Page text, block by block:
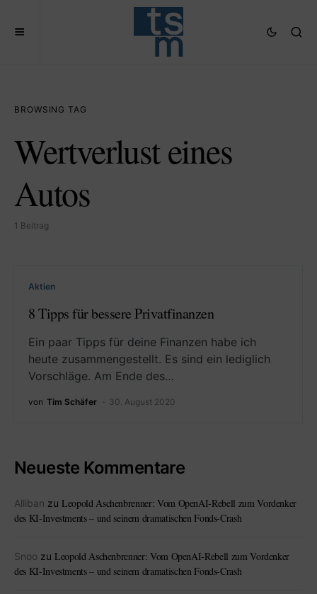
BROWSING TAG
Wertverlust eines
Autos
1 Beitrag
Aktien
8 Tipps für bessere Privatfinanzen
Ein paar Tipps für deine Finanzen habe ich
heute zusammengestellt. Es sind ein lediglich
Vorschläge. Am Ende des…
von Tim Schäfer 30. August 2020
Neueste Kommentare
Alliban zu Leopold Aschenbrenner: Vom OpenAI-Rebell zum Vordenker
des KI-Investments – und seinem dramatischen Fonds-Crash
Snoo zu Leopold Aschenbrenner: Vom OpenAI-Rebell zum Vordenker
des KI-Investments – und seinem dramatischen Fonds-Crash